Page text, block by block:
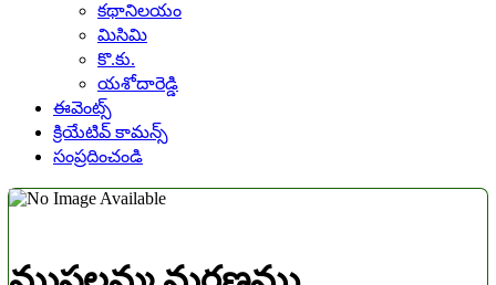
కథానిలయం
మిసిమి
కొ.కు.
యశోదారెడ్డి
ఈవెంట్స్
క్రియేటివ్ కామన్స్
సంప్రదించండి